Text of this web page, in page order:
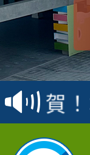
賀
賽
名
賀
倩
賀